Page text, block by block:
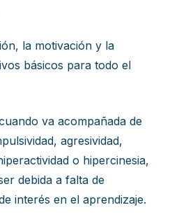
la motivación y la
básicos para todo el
va acompañada de
agresividad,
o hipercinesia,
debida a falta de
interés en el aprendizaje.